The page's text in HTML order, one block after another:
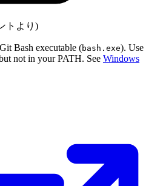
トより)
Bash executable (bash.exe). Use
not in your PATH. See Windows